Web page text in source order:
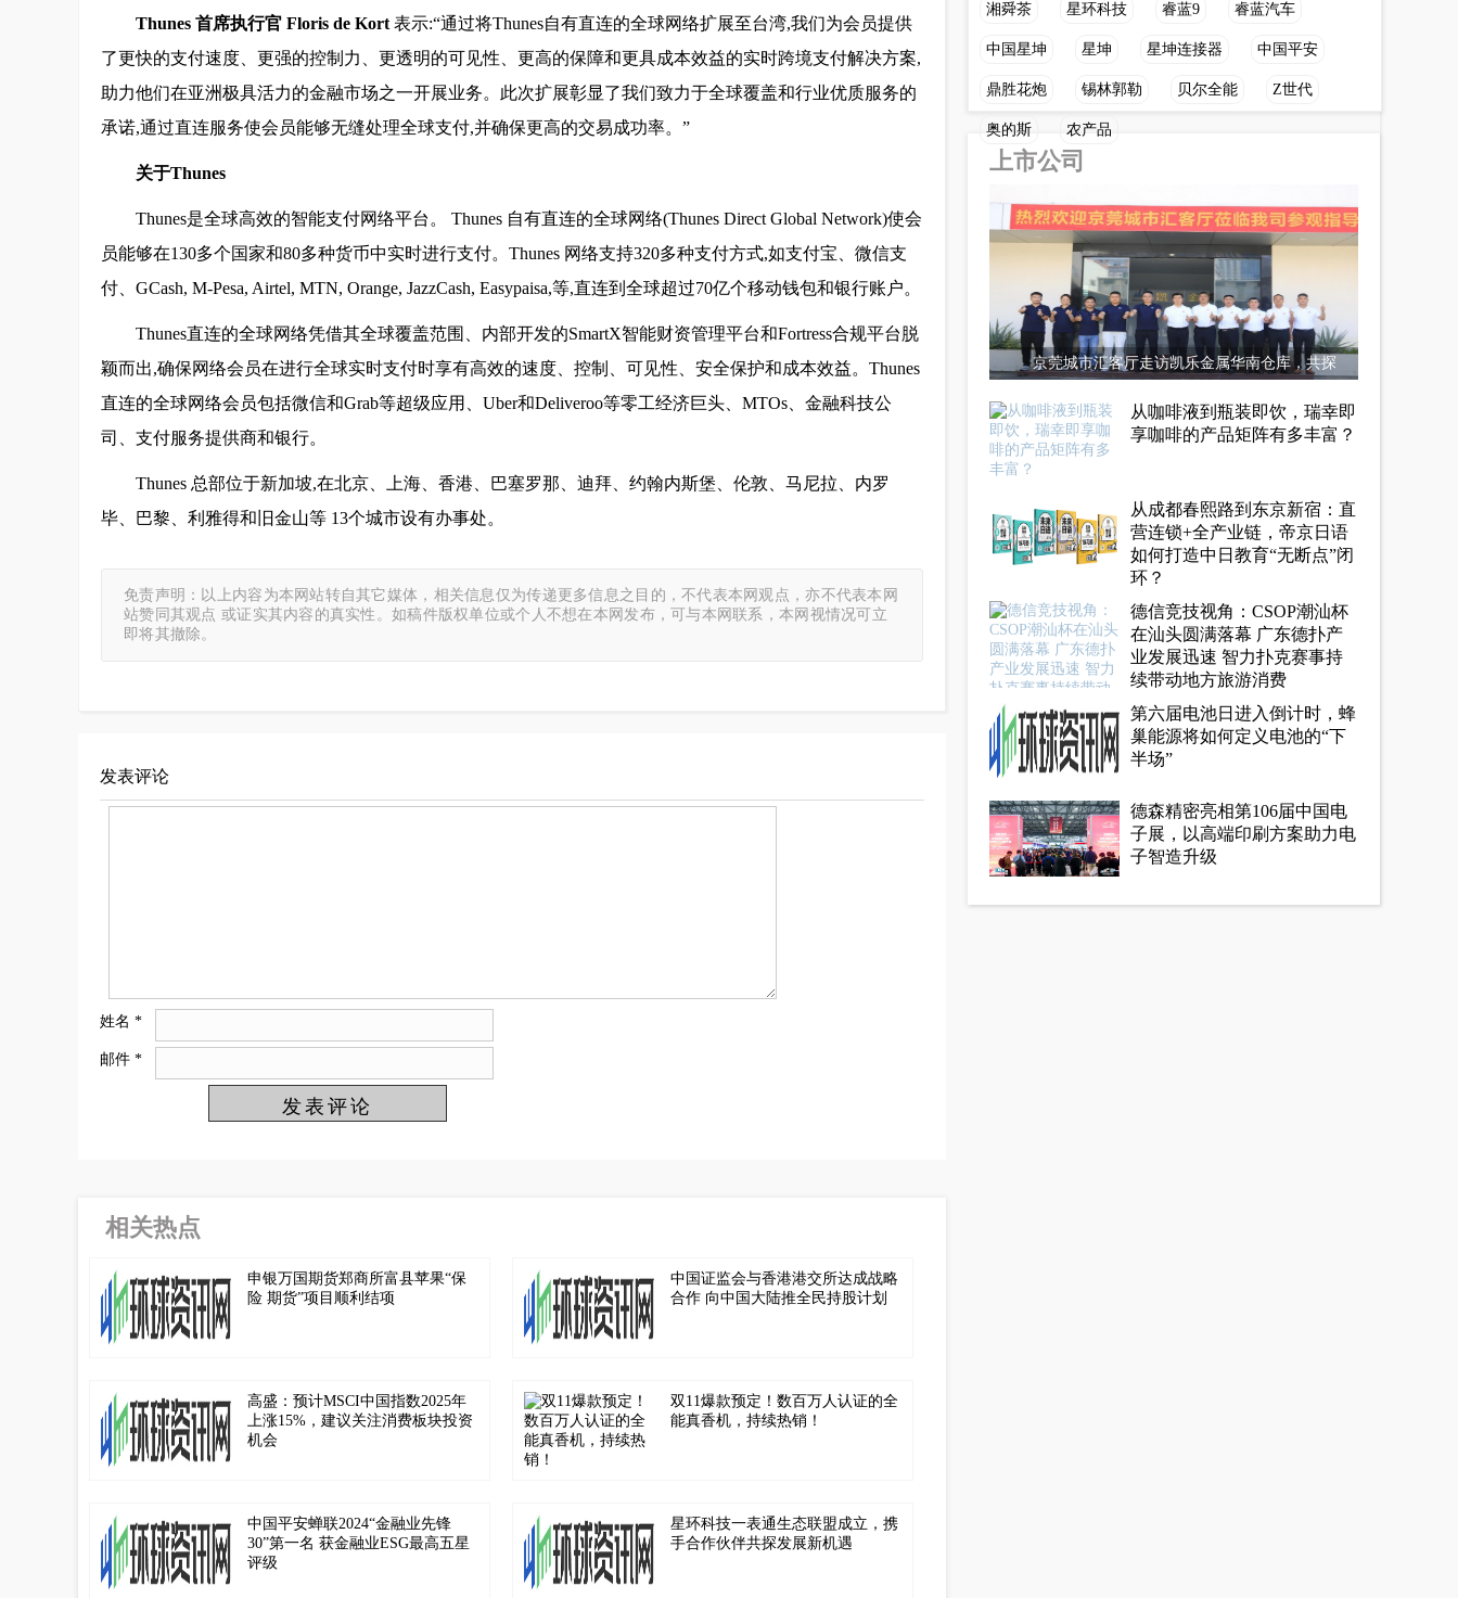
Thunes 首席执行官 Floris de Kort 表示:“通过将Thunes自有直连的全球网络扩展至台湾,我们为会员提供
了更快的支付速度、更强的控制力、更透明的可见性、更高的保障和更具成本效益的实时跨境支付解决方案,
助力他们在亚洲极具活力的金融市场之一开展业务。此次扩展彰显了我们致力于全球覆盖和行业优质服务的
承诺,通过直连服务使会员能够无缝处理全球支付,并确保更高的交易成功率。”
关于Thunes
Thunes是全球高效的智能支付网络平台。 Thunes 自有直连的全球网络(Thunes Direct Global Network)使会
员能够在130多个国家和80多种货币中实时进行支付。Thunes 网络支持320多种支付方式,如支付宝、微信支
付、GCash, M-Pesa, Airtel, MTN, Orange, JazzCash, Easypaisa,等,直连到全球超过70亿个移动钱包和银行账户。
Thunes直连的全球网络凭借其全球覆盖范围、内部开发的SmartX智能财资管理平台和Fortress合规平台脱
颖而出,确保网络会员在进行全球实时支付时享有高效的速度、控制、可见性、安全保护和成本效益。Thunes
直连的全球网络会员包括微信和Grab等超级应用、Uber和Deliveroo等零工经济巨头、MTOs、金融科技公
司、支付服务提供商和银行。
Thunes 总部位于新加坡,在北京、上海、香港、巴塞罗那、迪拜、约翰内斯堡、伦敦、马尼拉、内罗
毕、巴黎、利雅得和旧金山等 13个城市设有办事处。
免责声明：以上内容为本网站转自其它媒体，相关信息仅为传递更多信息之目的，不代表本网观点，亦不代表本网
站赞同其观点 或证实其内容的真实性。如稿件版权单位或个人不想在本网发布，可与本网联系，本网视情况可立
即将其撤除。
发表评论
姓名 *
邮件 *
相关热点
申银万国期货郑商所富县苹果“保
险 期货”项目顺利结项
中国证监会与香港港交所达成战略
合作 向中国大陆推全民持股计划
高盛：预计MSCI中国指数2025年
上涨15%，建议关注消费板块投资
机会
双11爆款预定！数百万人认证的全
能真香机，持续热销！
中国平安蝉联2024“金融业先锋
30”第一名 获金融业ESG最高五星
评级
星环科技一表通生态联盟成立，携
手合作伙伴共探发展新机遇
湘舜茶 星环科技 睿蓝9 睿蓝汽车
中国星坤 星坤 星坤连接器 中国平安
鼎胜花炮 锡林郭勒 贝尔全能 Z世代
奥的斯 农产品
上市公司
京莞城市汇客厅走访凯乐金属华南仓库，共探
从咖啡液到瓶装即饮，瑞幸即
享咖啡的产品矩阵有多丰富？
从成都春熙路到东京新宿：直
营连锁+全产业链，帝京日语
如何打造中日教育“无断点”闭
环？
德信竞技视角：CSOP潮汕杯
在汕头圆满落幕 广东德扑产
业发展迅速 智力扑克赛事持
续带动地方旅游消费
第六届电池日进入倒计时，蜂
巢能源将如何定义电池的“下
半场”
德森精密亮相第106届中国电
子展，以高端印刷方案助力电
子智造升级